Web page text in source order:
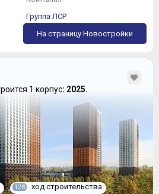
Группа ЛСР
На страницу Новостройки
1 корпус: 2025.
128 ход строительства